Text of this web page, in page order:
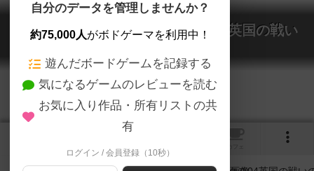
ウォーゲームエレクトロニクス04英国の戦い
EWE The Battle of Britain
自分のデータを管理しませんか？
約75,000人がボドゲーマを利用中！
遊んだボードゲームを記録する
気になるゲームのレビューを読む
お気に入り作品・所有リストの共
有
ログイン / 会員登録（10秒）